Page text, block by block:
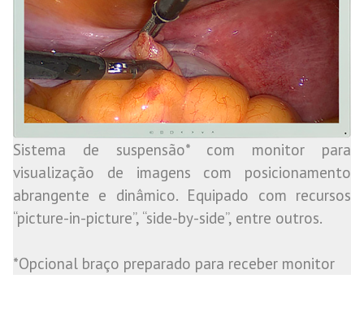
Sistema de suspensão* com monitor para
visualização de imagens com posicionamento
abrangente e dinâmico. Equipado com recursos
“picture-in-picture”, “side-by-side”, entre outros.
*Opcional braço preparado para receber monitor